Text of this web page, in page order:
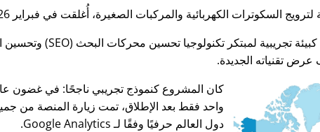
السكوترات الكهربائية والمركبات الصغيرة، أُغلقت في فبراير 2026.
عرض تقنياته الجديدة.
كان المشروع كنموذج تجريبي ناجحًا: في غضون
واحد فقط بعد الإطلاق، تمت زيارة المنصة من
دول العالم حرفيًا وفقًا لـ Google Analytics.